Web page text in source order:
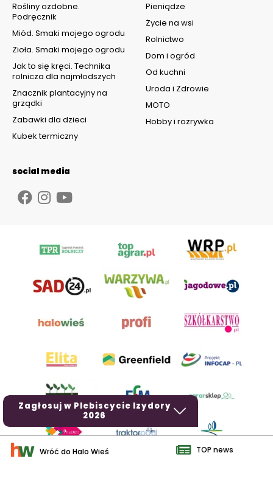
Zagłosuj w Plebiscycie Izydory
2026
Pieniądze
Życie na wsi
Rolnictwo
Dom i ogród
Od kuchni
Uroda i Zdrowie
MOTO
Hobby i rozrywka
Rośliny ozdobne.
Podręcznik
Miód. Smaki mojego ogrodu
Zioła. Smaki mojego ogrodu
Jak to się kręci. Technika
rolnicza dla najmłodszych
Znacznik plantacyjny na
grządki
Zabawki dla dzieci
Kubek termiczny
social media
Wróć do Halo Wieś TOP news